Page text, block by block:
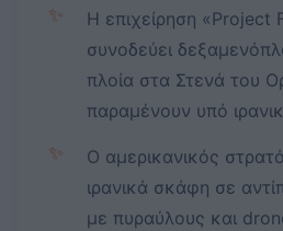
✨
Η επιχείρηση «Project
συνοδεύει
πλοία στα Στενά του
παραμένουν υπό
✨
Ο αμερικανικός
ιρανικά σκάφη σε
με πυραύλους και